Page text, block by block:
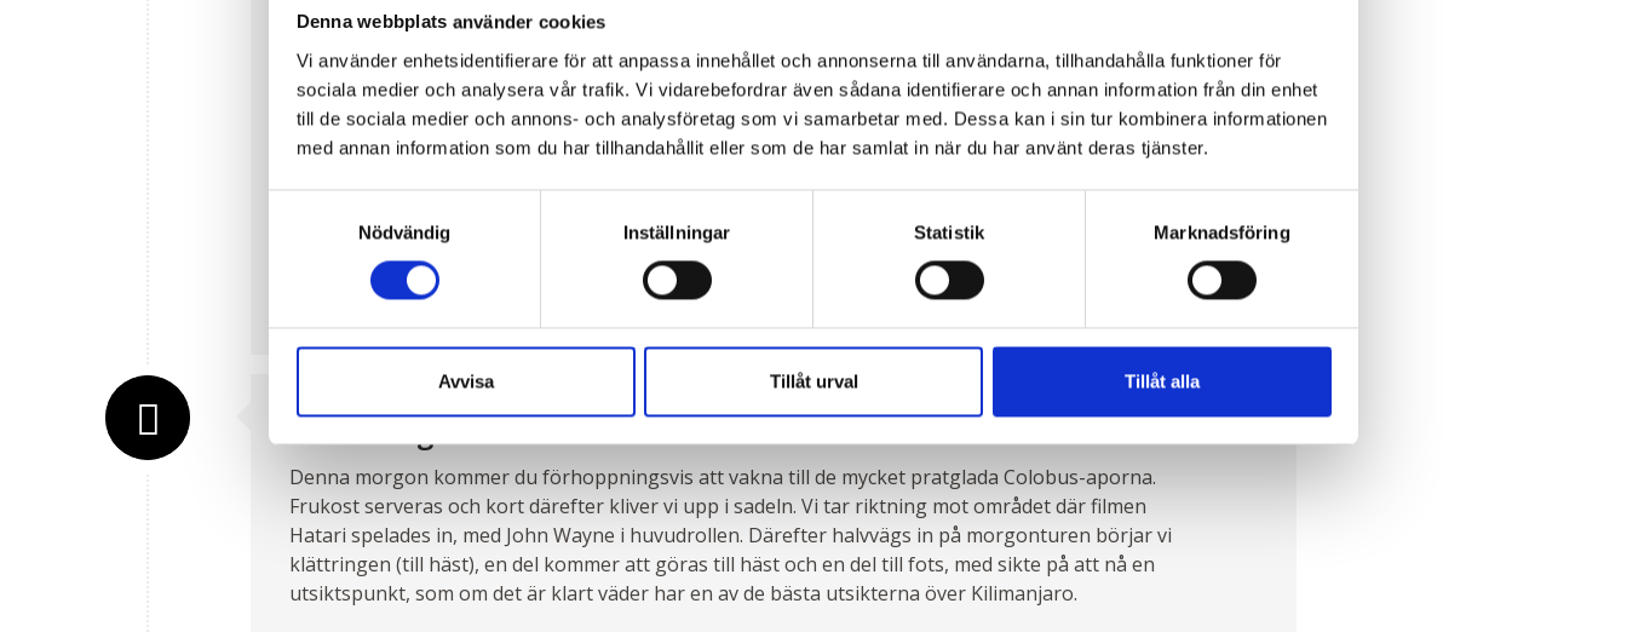
Denna webbplats använder cookies
Vi använder enhetsidentifierare för att anpassa innehållet och annonserna till användarna, tillhandahålla funktioner för
sociala medier och analysera vår trafik. Vi vidarebefordrar även sådana identifierare och annan information från din enhet
till de sociala medier och annons- och analysföretag som vi samarbetar med. Dessa kan i sin tur kombinera informationen
med annan information som du har tillhandahållit eller som de har samlat in när du har använt deras tjänster.
Nödvändig
Inställningar Statistik Marknadsföring
Avvisa Tillåt urval Tillåt alla
Känslan är magisk när du kommer in under de stora trädkronorna. Lunch kommer att ordnas på
vägen, med tid för en liten siesta. Efter lunch fortsätter turen genom leopardlandet och när vi
närmar oss vårt nattstopp, passerar vi Margarete Trappes gamla hus. Den legendariska damen -
känd och ihågkommen som järnladyn från första världskriget. "Om vi som barn var förtjusta av
Buffalo Bill skulle vi ha varit ännu mer förtrollade av Mrs Trappes äventyr, den orädda kvinnans
äventyr med sina två legendariska hästar, Comet och Diamond. Som en fantom skulle hon
de vore tama." Det här är några av berättelserna om Margarete vars gamla ridvägar denna
hästsafari följer genom parkens heliga skogar. Ankomst till lägret, beläget vid foten av Meru
berget, i tid för dusch och sundowners följt av middag under stjärnorna.
Denna morgon kommer du förhoppningsvis att vakna till de mycket pratglada Colobus-aporna.
Frukost serveras och kort därefter kliver vi upp i sadeln. Vi tar riktning mot området där filmen
Hatari spelades in, med John Wayne i huvudrollen. Därefter halvvägs in på morgonturen börjar vi
klättringen (till häst), en del kommer att göras till häst och en del till fots, med sikte på att nå en
utsiktspunkt, som om det är klart väder har en av de bästa utsikterna över Kilimanjaro.